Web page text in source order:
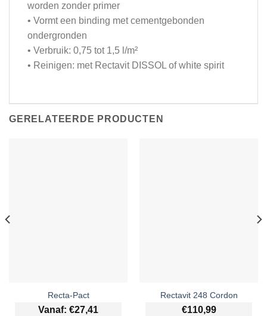
worden zonder primer
• Vormt een binding met cementgebonden
ondergronden
• Verbruik: 0,75 tot 1,5 l/m²
• Reinigen: met Rectavit DISSOL of white spirit
GERELATEERDE PRODUCTEN
Recta-Pact
Vanaf: €27,41
Rectavit 248 Cordon
€110,99